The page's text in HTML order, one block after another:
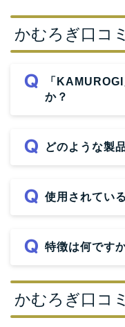
かむろぎ口コ
「
か？
どのような製
使用されてい
特徴は何です
かむろぎ口コ